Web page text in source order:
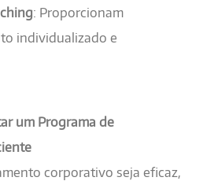
: Proporcionam
individualizado e
um Programa de
corporativo seja eficaz,